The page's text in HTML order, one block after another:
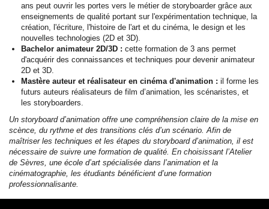
ans peut ouvrir les portes vers le métier de storyboarder grâce aux
enseignements de qualité portant sur l'expérimentation technique, la
création, l'écriture, l'histoire de l'art et du cinéma, le design et les
nouvelles technologies (2D et 3D).
Bachelor animateur 2D/3D : cette formation de 3 ans permet
d'acquérir des connaissances et techniques pour devenir animateur
2D et 3D.
Mastère auteur et réalisateur en cinéma d'animation : il forme les
futurs auteurs réalisateurs de film d’animation, les scénaristes, et
les storyboarders.
Un storyboard d’animation offre une compréhension claire de la mise en
scènce, du rythme et des transitions clés d’un scénario. Afin de
maîtriser les techniques et les étapes du storyboard d’animation, il est
nécessaire de suivre une formation de qualité. En choisissant l’Atelier
de Sèvres, une école d’art spécialisée dans l’animation et la
cinématographie, les étudiants bénéficient d’une formation
professionnalisante.